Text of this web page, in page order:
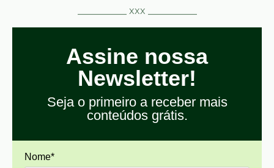
__________ xxx __________
Assine nossa
Newsletter!
Seja o primeiro a receber mais
conteúdos grátis.
Nome*